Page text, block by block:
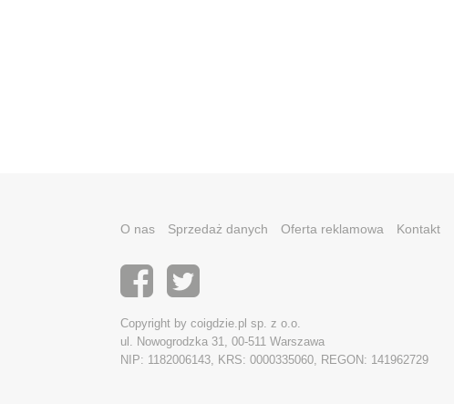
O nas Sprzedaż danych Oferta reklamowa Kontakt
Copyright by coigdzie.pl sp. z o.o.
ul. Nowogrodzka 31, 00-511 Warszawa
NIP: 1182006143, KRS: 0000335060, REGON: 141962729